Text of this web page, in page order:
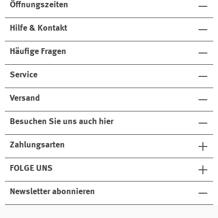
Öffnungszeiten
Hilfe & Kontakt
Häufige Fragen
Service
Versand
Besuchen Sie uns auch hier
Zahlungsarten
FOLGE UNS
Newsletter abonnieren